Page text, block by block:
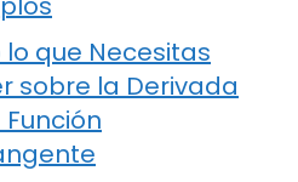
lo que Necesitas
sobre la Derivada